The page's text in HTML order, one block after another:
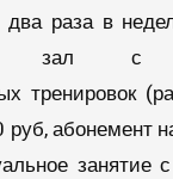
раза в
зал с
тренировок
абонемент
занятие